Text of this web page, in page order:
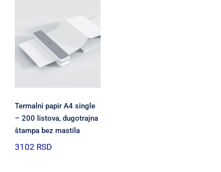
Termalni papir A4 single
– 200 listova, dugotrajna
štampa bez mastila
3102 RSD